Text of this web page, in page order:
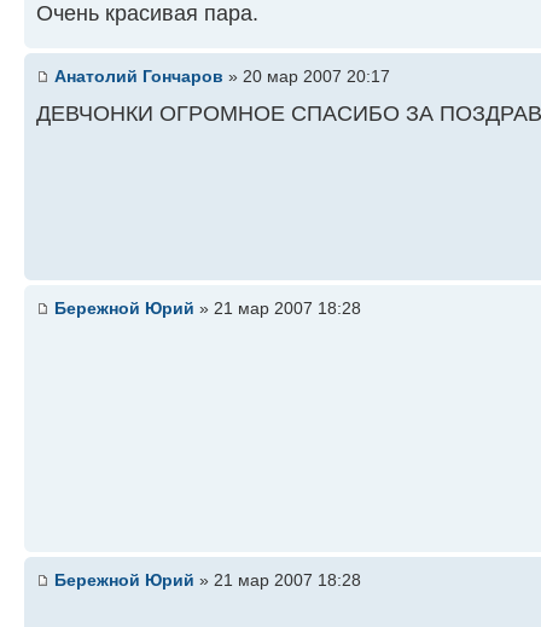
Очень красивая пара.
Анатолий Гончаров » 20 мар 2007 20:17
ДЕВЧОНКИ ОГРОМНОЕ СПАСИБО ЗА
Бережной Юрий » 21 мар 2007 18:28
Бережной Юрий » 21 мар 2007 18:28